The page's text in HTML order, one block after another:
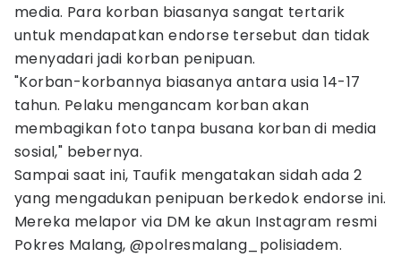
media. Para korban biasanya sangat tertarik
untuk mendapatkan endorse tersebut dan tidak
menyadari jadi korban penipuan.
"Korban-korbannya biasanya antara usia 14-17
tahun. Pelaku mengancam korban akan
membagikan foto tanpa busana korban di media
sosial," bebernya.
Sampai saat ini, Taufik mengatakan sidah ada 2
yang mengadukan penipuan berkedok endorse ini.
Mereka melapor via DM ke akun Instagram resmi
Pokres Malang, @polresmalang_polisiadem.